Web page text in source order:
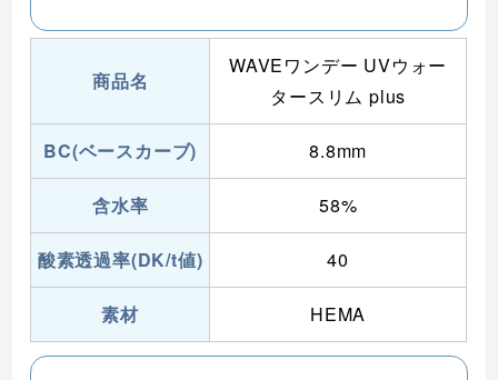
商品名
WAVEワンデー UVウォー
タースリム plus
BC(ベースカーブ) 8.8mm
含水率 58%
酸素透過率(DK/t値) 40
素材 HEMA